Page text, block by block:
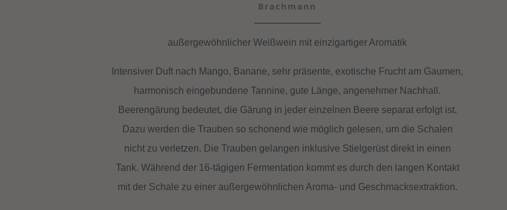
Brachmann
außergewöhnlicher Weißwein mit einzigartiger Aromatik
Intensiver Duft nach Mango, Banane, sehr präsente, exotische Frucht am Gaumen,
harmonisch eingebundene Tannine, gute Länge, angenehmer Nachhall.
Beerengärung bedeutet, die Gärung in jeder einzelnen Beere separat erfolgt ist.
Dazu werden die Trauben so schonend wie möglich gelesen, um die Schalen
nicht zu verletzen. Die Trauben gelangen inklusive Stielgerüst direkt in einen
Tank. Während der 16-tägigen Fermentation kommt es durch den langen Kontakt
mit der Schale zu einer außergewöhnlichen Aroma- und Geschmacksextraktion.